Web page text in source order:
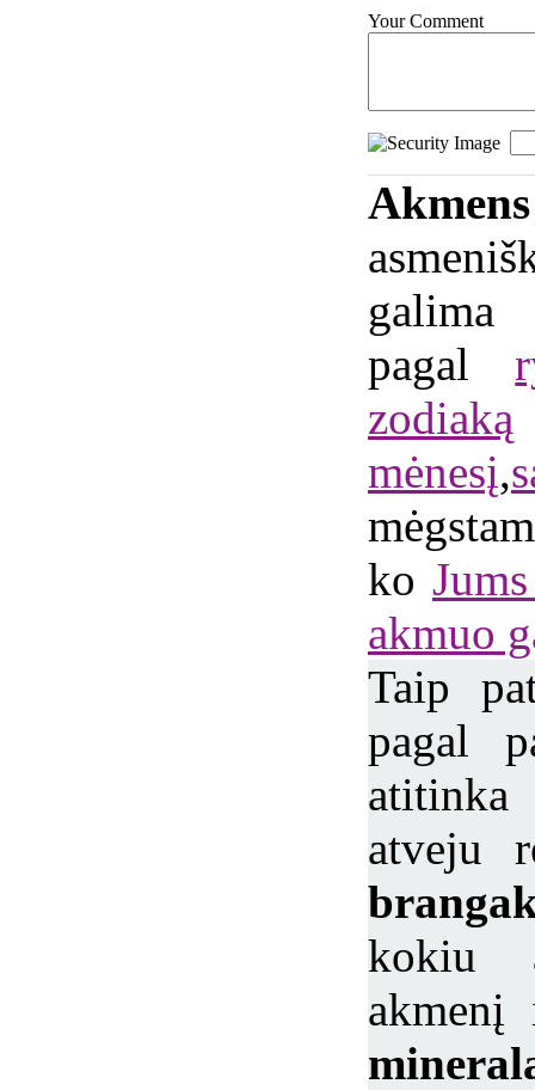
Your Comment
galima
pagal
zodiaką
mėnesį,
ko
akmuo
Taip
pagal
atveju
kokiu
akmenį